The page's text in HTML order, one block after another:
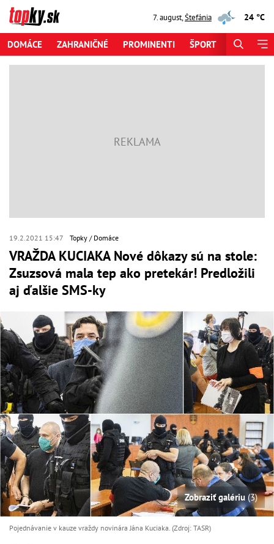
7. august,Štefánia 24 °C
DOMÁCE ZAHRANIČNÉ PROMINENTI ŠPORT
19.2.2021 15:47 Topky Domáce
VRAŽDA KUCIAKA Nové dôkazy sú na stole:
Zsuzsová mala tep ako pretekár! Predložili
aj ďalšie SMS-ky
Zobraziť galériu(3)
Pojednávanie v kauze vraždy novinára Jána Kuciaka. (Zdroj: TASR)